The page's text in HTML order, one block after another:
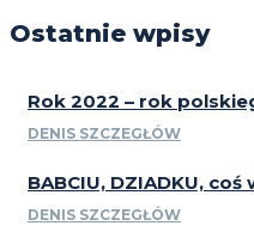
Ostatnie wpisy
Rok 2022 – rok
DENIS SZCZEGŁÓW
BABCIU, DZIADKU,
DENIS SZCZEGŁÓW